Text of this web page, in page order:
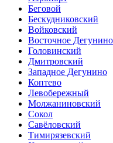
Беговой
Бескудниковский
Войковский
Восточное Дегунино
Головинский
Дмитровский
Западное Дегунино
Коптево
Левобережный
Молжаниновский
Сокол
Савёловский
Тимирязевский